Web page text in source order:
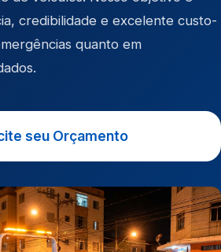
credibilidade e excelente custo-
quanto em
seu Orçamento